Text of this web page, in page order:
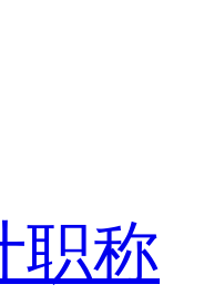
职称